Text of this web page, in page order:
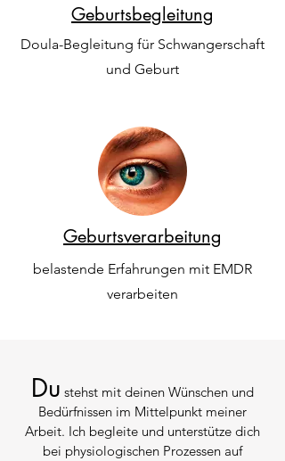
Geburtsbegleitung
Doula-Begleitung für Schwangerschaft
und Geburt
Geburtsverarbeitung
belastende Erfahrungen mit EMDR
verarbeiten
Du stehst mit deinen Wünschen und
Bedürfnissen im Mittelpunkt meiner
Arbeit. Ich begleite und unterstütze dich
bei physiologischen Prozessen auf